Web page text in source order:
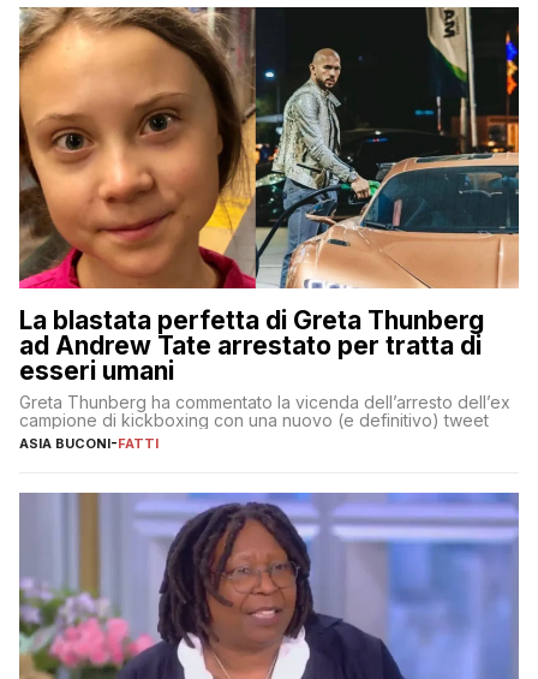
La blastata perfetta di Greta Thunberg
ad Andrew Tate arrestato per tratta di
esseri umani
Greta Thunberg ha commentato la vicenda dell’arresto dell’ex
campione di kickboxing con una nuovo (e definitivo) tweet
ASIA BUCONI-FATTI